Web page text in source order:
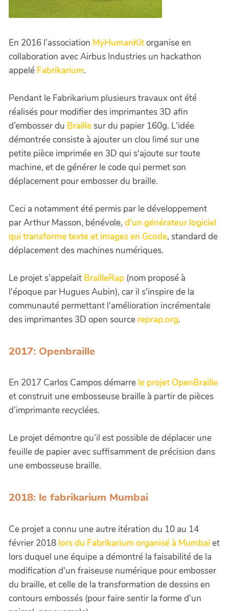
En 2016 l’association MyHumanKitorganise en
collaboration avec Airbus Industries un hackathon
appelé Fabrikarium.
Pendant le Fabrikarium plusieurs travaux ont été
réalisés pour modifier des imprimantes 3D afin
d’embosser du Braillesur du papier 160g. L'idée
démontrée consiste à ajouter un clou limé sur une
petite pièce imprimée en 3D qui s'ajoute sur toute
machine, et de générer le code qui permet son
déplacement pour embosser du braille.
Ceci a notamment été permis par le développement
par Arthur Masson, bénévole, d'un générateur logiciel
qui transforme texte et images en Gcode, standard de
déplacement des machines numériques.
Le projet s’appelait BrailleRap (nom proposé à
l'époque par Hugues Aubin), car il s'inspire de la
communauté permettant l'amélioration incrémentale
des imprimantes 3D open source reprap.org.
2017: Openbraille
En 2017 Carlos Campos démarre le projet OpenBraille
et construit une embosseuse braille à partir de pièces
d’imprimante recyclées.
Le projet démontre qu’il est possible de déplacer une
feuille de papier avec suffisamment de précision dans
une embosseuse braille.
2018: le fabrikarium Mumbai
Ce projet a connu une autre itération du 10 au 14
février 2018 lors du Fabrikarium organisé à Mumbai et
lors duquel une équipe a démontré la faisabilité de la
modification d'un fraiseuse numérique pour embosser
du braille, et celle de la transformation de dessins en
contours embossés (pour faire sentir la forme d'un